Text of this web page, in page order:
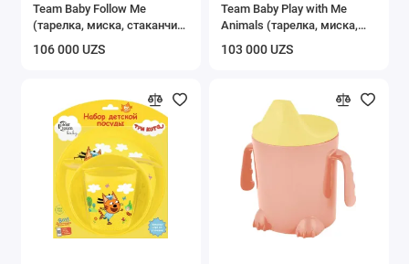
Team Baby Follow Me
(тарелка, миска, стаканчик,
пломбир
106 000 UZS
Team Baby Play with Me
Animals (тарелка, миска,
103 000 UZS